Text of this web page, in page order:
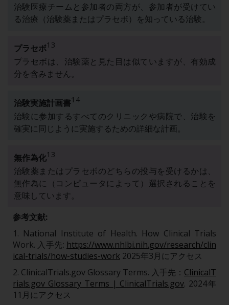
治験医療チームと参加者の両方が、参加者が受けてい
る治療（治験薬またはプラセボ）を知っている治験。
プラセボ13
プラセボは、治験薬と見た目は似ていますが、有効成
分を含みません。
治験実施計画書14
治験に参加するすべてのクリニックや病院で、治験を
確実に同じように実施するための詳細な計画。
無作為化13
治験薬またはプラセボのどちらの投与を受けるかは、
無作為に（コンピュータによって）選択されることを
意味しています。
参考文献:
1. National Institute of Health. How Clinical Trials
Work. 入手先: https://www.nhlbi.nih.gov/research/clin
ical-trials/how-studies-work 2025年3月にアクセス
2. ClinicalTrials.gov Glossary Terms. 入手先： ClinicalT
rials.gov Glossary Terms | ClinicalTrials.gov. 2024年
11月にアクセス